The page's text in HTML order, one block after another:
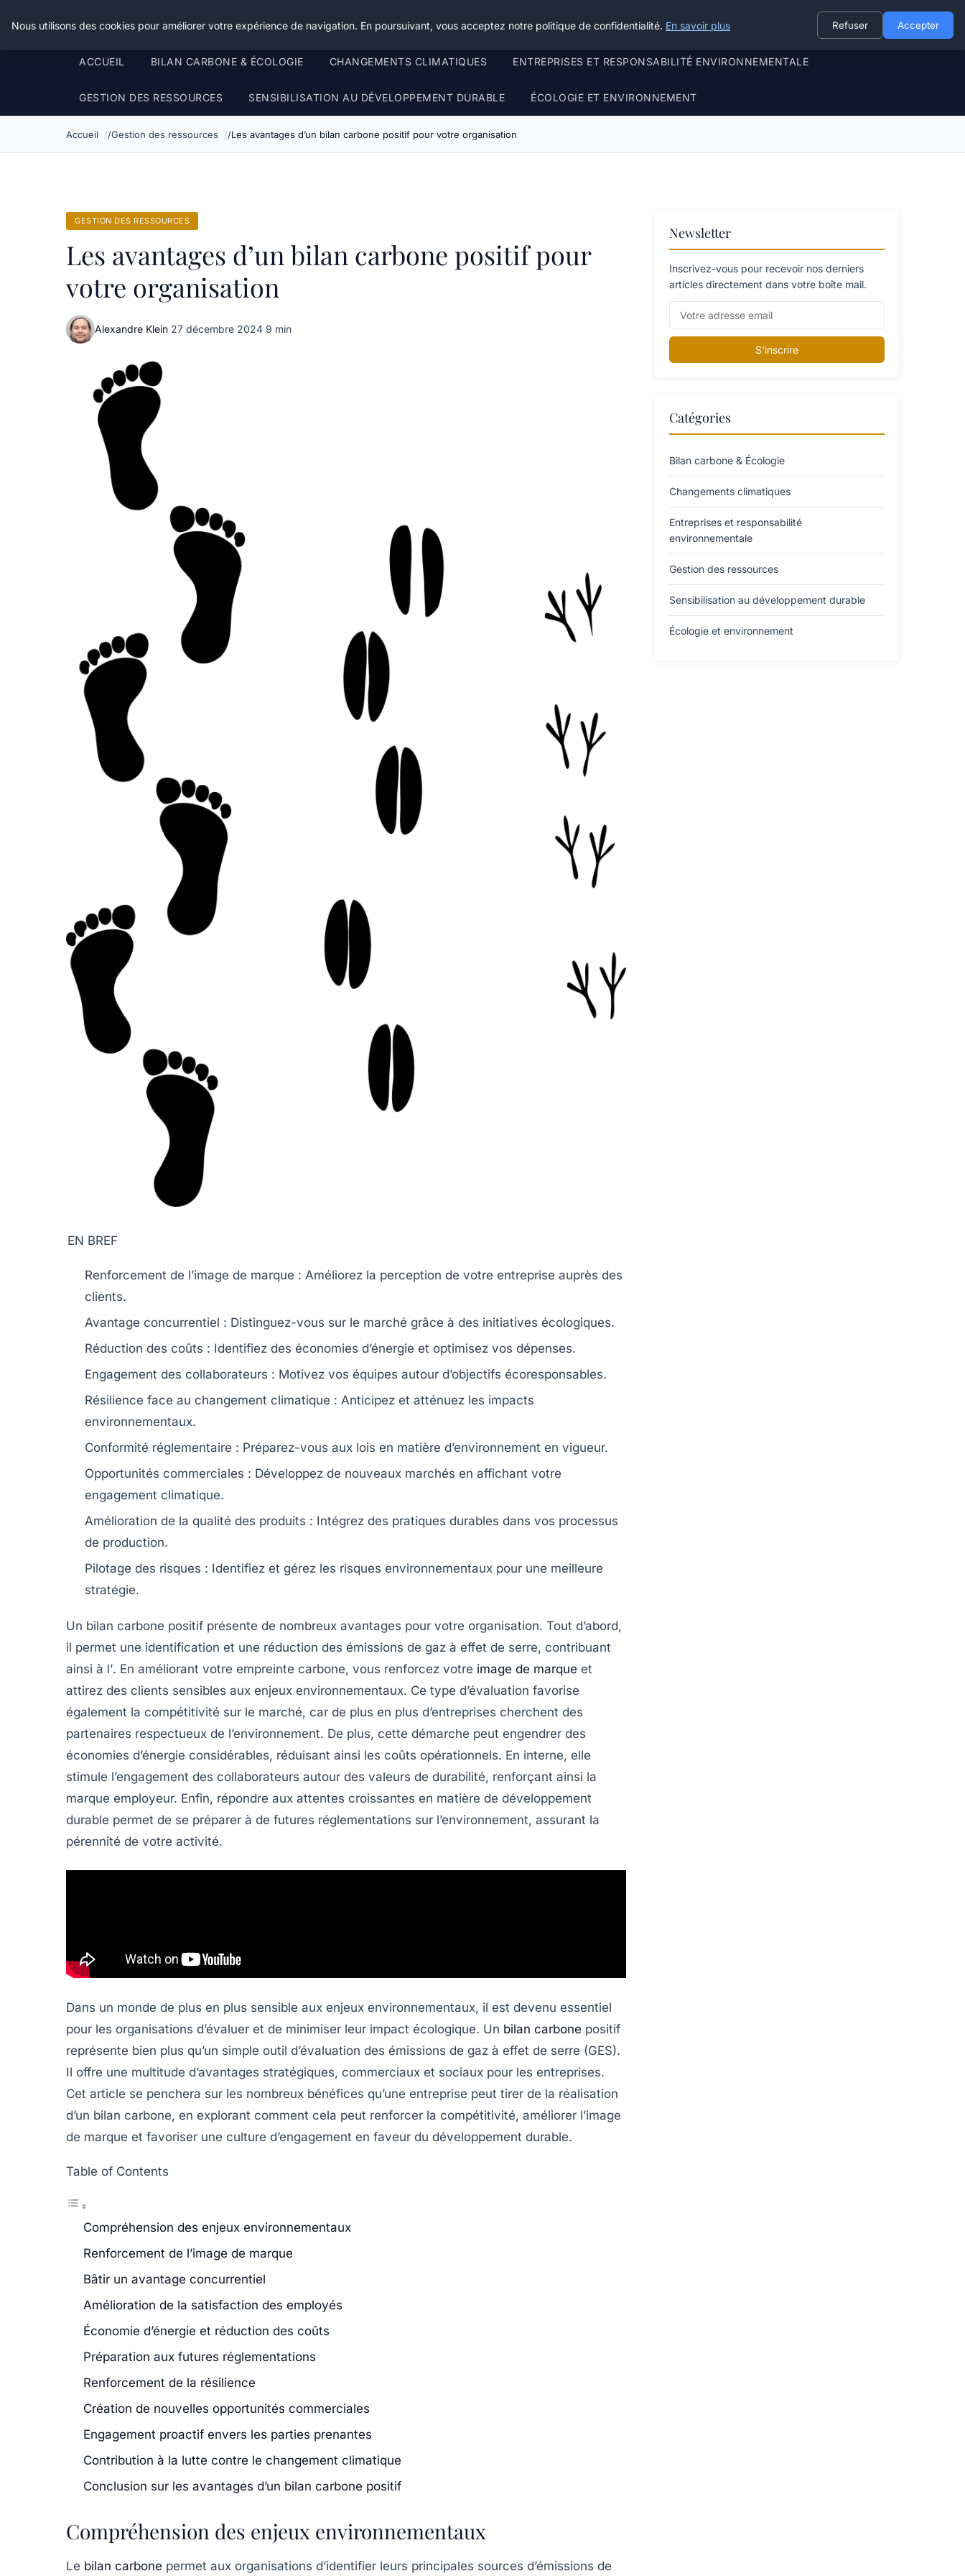
Happy Calyx Farmer
ACCUEIL BILAN CARBONE & ÉCOLOGIE CHANGEMENTS CLIMATIQUES ENTREPRISES ET RESPONSABILITÉ ENVIRONNEMENTALE
GESTION DES RESSOURCES SENSIBILISATION AU DÉVELOPPEMENT DURABLE ÉCOLOGIE ET ENVIRONNEMENT
Accueil Gestion des ressources Les avantages d’un bilan carbone positif pour votre organisation
GESTION DES RESSOURCES
Les avantages d’un bilan carbone positif pour
votre organisation
Alexandre Klein·27 décembre 2024·9 min
EN BREF
Renforcement de l’image de marque : Améliorez la perception de votre entreprise auprès des
clients.
Avantage concurrentiel : Distinguez-vous sur le marché grâce à des initiatives écologiques.
Réduction des coûts : Identifiez des économies d’énergie et optimisez vos dépenses.
Engagement des collaborateurs : Motivez vos équipes autour d’objectifs écoresponsables.
Résilience face au changement climatique : Anticipez et atténuez les impacts
environnementaux.
Conformité réglementaire : Préparez-vous aux lois en matière d’environnement en vigueur.
Opportunités commerciales : Développez de nouveaux marchés en affichant votre
engagement climatique.
Amélioration de la qualité des produits : Intégrez des pratiques durables dans vos processus
de production.
Pilotage des risques : Identifiez et gérez les risques environnementaux pour une meilleure
stratégie.
Un bilan carbone positif présente de nombreux avantages pour votre organisation. Tout d’abord,
il permet une identification et une réduction des émissions de gaz à effet de serre, contribuant
ainsi à l’. En améliorant votre empreinte carbone, vous renforcez votre image de marque et
attirez des clients sensibles aux enjeux environnementaux. Ce type d’évaluation favorise
également la compétitivité sur le marché, car de plus en plus d’entreprises cherchent des
partenaires respectueux de l’environnement. De plus, cette démarche peut engendrer des
économies d’énergie considérables, réduisant ainsi les coûts opérationnels. En interne, elle
stimule l’engagement des collaborateurs autour des valeurs de durabilité, renforçant ainsi la
marque employeur. Enfin, répondre aux attentes croissantes en matière de développement
durable permet de se préparer à de futures réglementations sur l’environnement, assurant la
pérennité de votre activité.
Dans un monde de plus en plus sensible aux enjeux environnementaux, il est devenu essentiel
pour les organisations d’évaluer et de minimiser leur impact écologique. Un bilan carbone positif
représente bien plus qu’un simple outil d’évaluation des émissions de gaz à effet de serre (GES).
Il offre une multitude d’avantages stratégiques, commerciaux et sociaux pour les entreprises.
Cet article se penchera sur les nombreux bénéfices qu’une entreprise peut tirer de la réalisation
d’un bilan carbone, en explorant comment cela peut renforcer la compétitivité, améliorer l’image
de marque et favoriser une culture d’engagement en faveur du développement durable.
Table of Contents
Compréhension des enjeux environnementaux
Renforcement de l’image de marque
Bâtir un avantage concurrentiel
Amélioration de la satisfaction des employés
Économie d’énergie et réduction des coûts
Préparation aux futures réglementations
Renforcement de la résilience
Création de nouvelles opportunités commerciales
Engagement proactif envers les parties prenantes
Contribution à la lutte contre le changement climatique
Conclusion sur les avantages d’un bilan carbone positif
Compréhension des enjeux environnementaux
Le bilan carbone permet aux organisations d’identifier leurs principales sources d’émissions de
Newsletter
Inscrivez-vous pour recevoir nos derniers
articles directement dans votre boîte mail.
S'inscrire
Catégories
Bilan carbone & Écologie
Changements climatiques
Entreprises et responsabilité
environnementale
Gestion des ressources
Sensibilisation au développement durable
Écologie et environnement
Nous utilisons des cookies pour améliorer votre expérience de navigation. En poursuivant, vous acceptez notre politique de confidentialité. En savoir plus Refuser Accepter